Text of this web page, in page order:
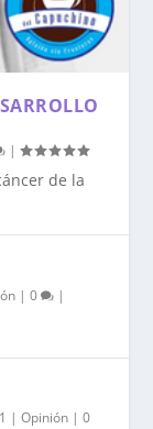
|
de la
|0 |
|Opinión |0